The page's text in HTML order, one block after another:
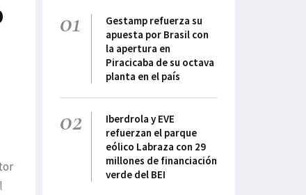
01
Gestamp refuerza su
apuesta por Brasil con
la apertura en
Piracicaba de su octava
planta en el país
02
Iberdrola y EVE
refuerzan el parque
eólico Labraza con 29
millones de financiación
verde del BEI